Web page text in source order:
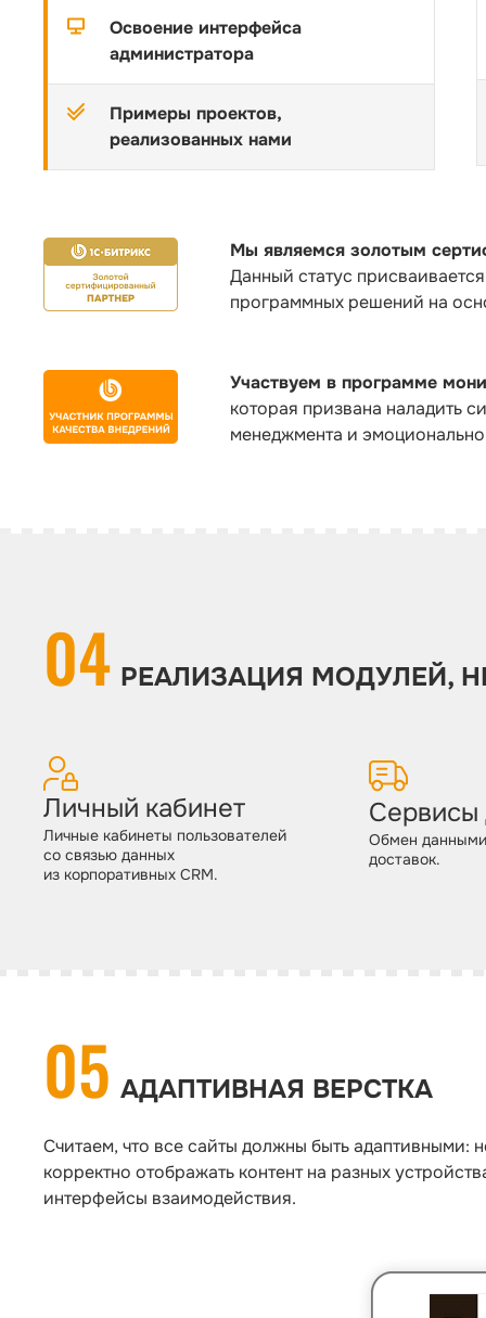
Освоение интерфейса
администратора
Примеры проектов,
реализованных нами
Мы являемся золотым
Данный статус
программных решений на
Участвуем в программе
которая призвана наладить
менеджмента и
04 РЕАЛИЗАЦИЯ МОДУЛЕЙ,
Личный кабинет
Личные кабинеты пользователей
со связью данных
из корпоративных CRM.
Сервисы
Обмен
доставок.
05 АДАПТИВНАЯ ВЕРСТКА
Считаем, что все сайты должны быть адаптивными:
корректно отображать контент на разных
интерфейсы взаимодействия.